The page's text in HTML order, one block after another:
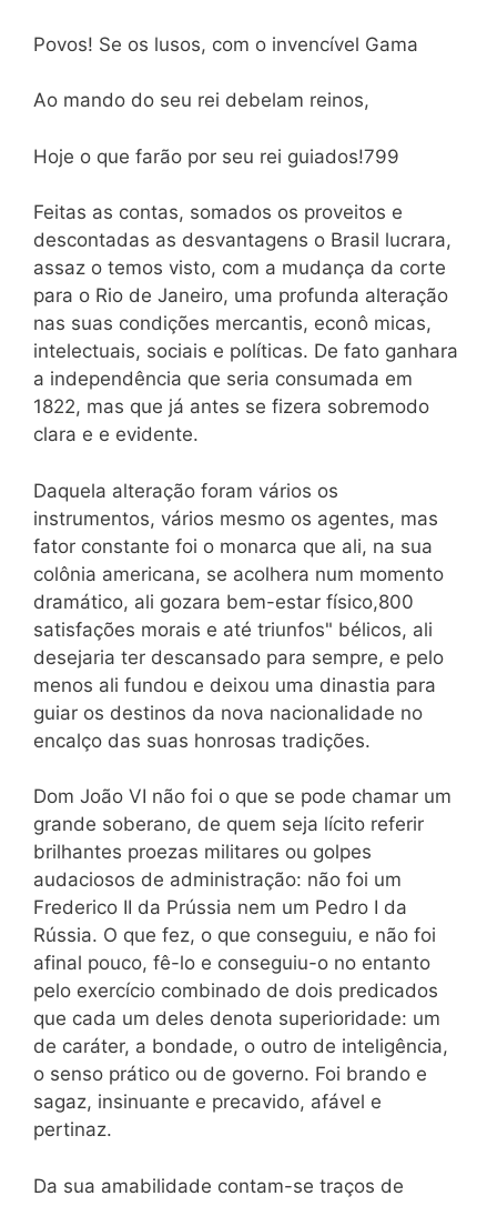
Povos! Se os lusos, com o invencível Gama
Ao mando do seu rei debelam reinos,
Hoje o que farão por seu rei guiados!799
Feitas as contas, somados os proveitos e
descontadas as desvantagens o Brasil lucrara,
assaz o temos visto, com a mudança da corte
para o Rio de Janeiro, uma profunda alteração
nas suas condições mercantis, econô micas,
intelectuais, sociais e políticas. De fato ganhara
a independência que seria consumada em
1822, mas que já antes se fizera sobremodo
clara e e evidente.
Daquela alteração foram vários os
instrumentos, vários mesmo os agentes, mas
fator constante foi o monarca que ali, na sua
colônia americana, se acolhera num momento
dramático, ali gozara bem-estar físico,800
satisfações morais e até triunfos" bélicos, ali
desejaria ter descansado para sempre, e pelo
menos ali fundou e deixou uma dinastia para
guiar os destinos da nova nacionalidade no
encalço das suas honrosas tradições.
Dom João VI não foi o que se pode chamar um
grande soberano, de quem seja lícito referir
brilhantes proezas militares ou golpes
audaciosos de administração: não foi um
Frederico II da Prússia nem um Pedro I da
Rússia. O que fez, o que conseguiu, e não foi
afinal pouco, fê-lo e conseguiu-o no entanto
pelo exercício combinado de dois predicados
que cada um deles denota superioridade: um
de caráter, a bondade, o outro de inteligência,
o senso prático ou de governo. Foi brando e
sagaz, insinuante e precavido, afável e
pertinaz.
Da sua amabilidade contam-se traços de